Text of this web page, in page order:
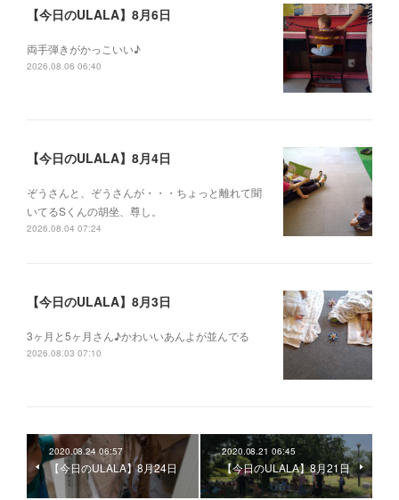
【今日のULALA】8月6日
両手弾きがかっこいい♪
2026.08.06 06:40
【今日のULALA】8月4日
ぞうさんと、ぞうさんが・・・ちょっと離れて聞
いてるSくんの胡坐、尊し。
2026.08.04 07:24
【今日のULALA】8月3日
3ヶ月と5ヶ月さん♪かわいいあんよが並んでる
2026.08.03 07:10
2020.08.24 06:57
【今日のULALA】8月24日
2020.08.21 06:45
【今日のULALA】8月21日